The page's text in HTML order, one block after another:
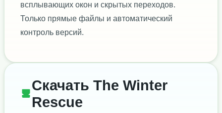
всплывающих окон и скрытых переходов.
Только прямые файлы и автоматический
контроль версий.
Скачать The Winter
Rescue